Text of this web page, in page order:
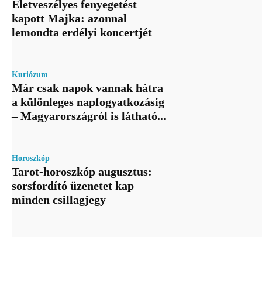
Életveszélyes fenyegetést
kapott Majka: azonnal
lemondta erdélyi koncertjét
Kuriózum
Már csak napok vannak hátra
a különleges napfogyatkozásig
– Magyarországról is látható...
Horoszkóp
Tarot-horoszkóp augusztus:
sorsfordító üzenetet kap
minden csillagjegy